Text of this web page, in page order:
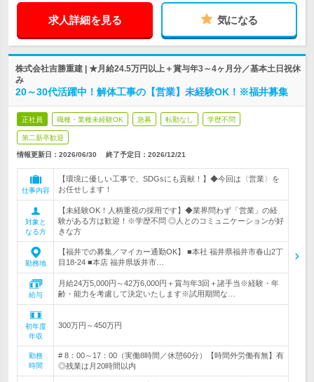
求人詳細を見る 気になる
株式会社吉勝重建 | ★月給24.5万円以上＋賞与年3～4ヶ月分／基本土日祝休
み
20～30代活躍中！解体工事の【営業】未経験OK！※福井募集
正社員 職種・業種未経験OK 急募 転勤なし 学歴不問
第二新卒歓迎
情報更新日：2026/06/30 終了予定日： 2026/12/21
仕事内容
【環境に優しい工事で、SDGsにも貢献！】◆今回は〈営業〉を
お任せします！
対象と
なる方
【未経験OK！人柄重視の採用です】◆業界問わず「営業」の経
験がある方は歓迎！※学歴不問 ◎人とのコミュニケーションが好
きな方
勤務地
【福井での募集／マイカー通勤OK】 ■本社 福井県福井市春山2丁
目18-24 ■本店 福井県坂井市…
給与
月給24万5,000円～42万6,000円＋賞与年3回＋諸手当※経験・年
齢・能力を考慮して決定いたします※試用期間な…
初年度
年収
300万円～450万円
勤務
時間
# 8：00～17：00（実働8時間／休憩60分）【時間外労働有無】有
◎残業は月20時間以内